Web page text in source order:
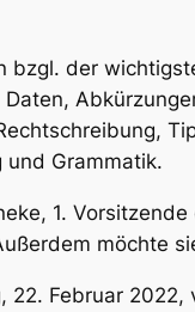
der
und Grammatik.
1.
möchte
Februar